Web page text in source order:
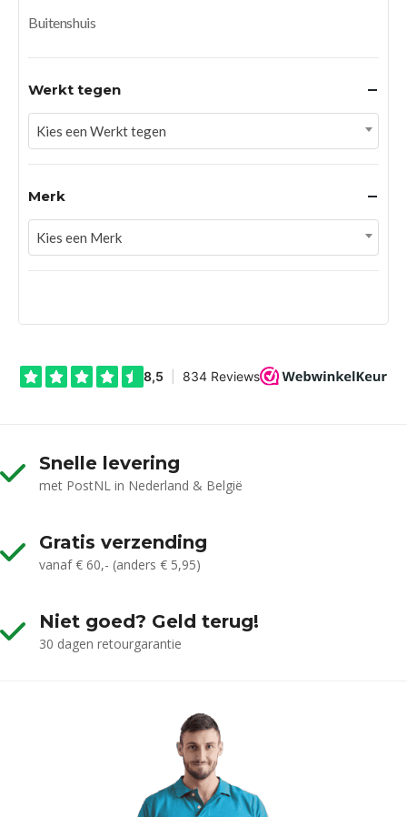
Buitenshuis
Werkt tegen
Kies een Werkt tegen
Merk
Kies een Merk
Snelle levering
met PostNL in Nederland & België
Gratis verzending
vanaf € 60,- (anders € 5,95)
Niet goed? Geld terug!
30 dagen retourgarantie